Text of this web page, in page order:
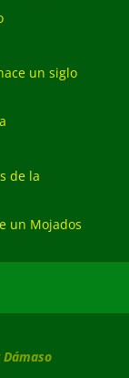
un siglo
de la
un Mojados